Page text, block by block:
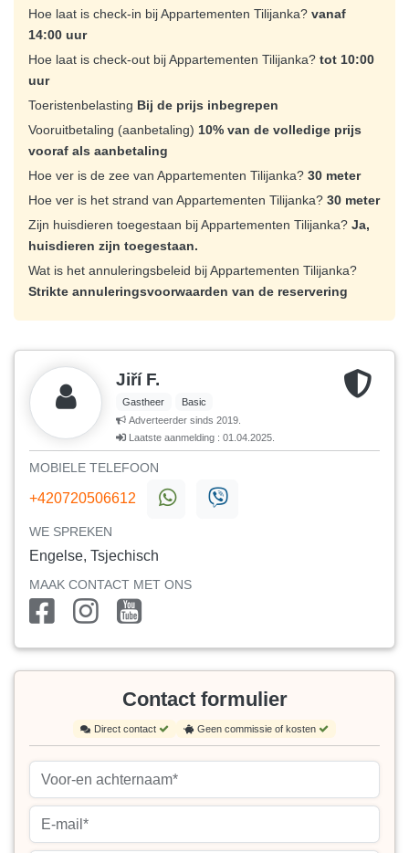
Hoe laat is check-in bij Appartementen Tilijanka? vanaf
14:00 uur
Hoe laat is check-out bij Appartementen Tilijanka? tot 10:00
uur
Toeristenbelasting Bij de prijs inbegrepen
Vooruitbetaling (aanbetaling) 10% van de volledige prijs
vooraf als aanbetaling
Hoe ver is de zee van Appartementen Tilijanka? 30 meter
Hoe ver is het strand van Appartementen Tilijanka? 30 meter
Zijn huisdieren toegestaan bij Appartementen Tilijanka? Ja,
huisdieren zijn toegestaan.
Wat is het annuleringsbeleid bij Appartementen Tilijanka?
Strikte annuleringsvoorwaarden van de reservering
Jiří F.
Gastheer
Basic
Adverteerder sinds 2019.
Laatste aanmelding : 01.04.2025.
MOBIELE TELEFOON
+420720506612
WE SPREKEN
Engelse, Tsjechisch
MAAK CONTACT MET ONS
Contact formulier
Direct contact Geen commissie of kosten